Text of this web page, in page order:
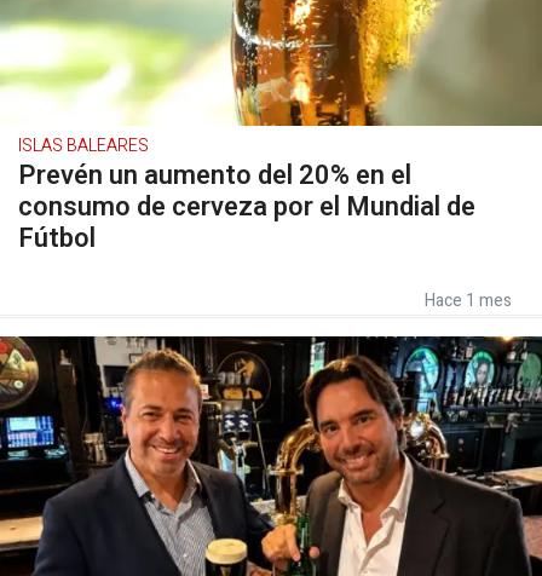
ISLAS BALEARES
Prevén un aumento del 20% en el
consumo de cerveza por el Mundial de
Fútbol
Hace 1 mes